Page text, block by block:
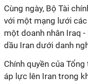
Cùng ngày, Bộ Tài
với một mạng lưới
một doanh nhân Iraq
dầu Iran dưới danh
Chính quyền của
áp lực lên Iran trong